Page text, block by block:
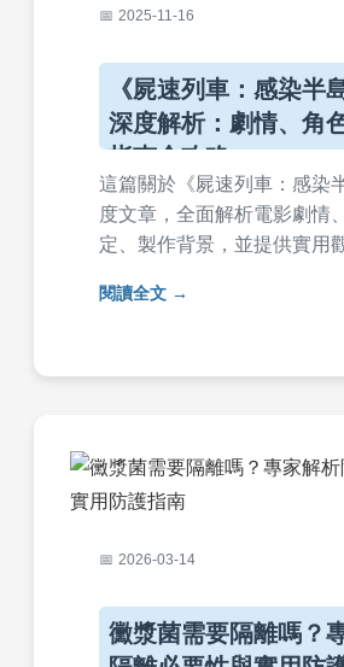
2025-11-16
《屍速列車：感染半
深度解析：劇情、角
指南全攻略
這篇關於《屍速列車：感染
度文章，全面解析電影劇情
定、製作背景，並提供實用
看，一次解決所有疑問，幫
閱讀全文
2026-03-14
黴漿菌需要隔離嗎？